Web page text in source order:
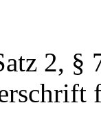
2, §